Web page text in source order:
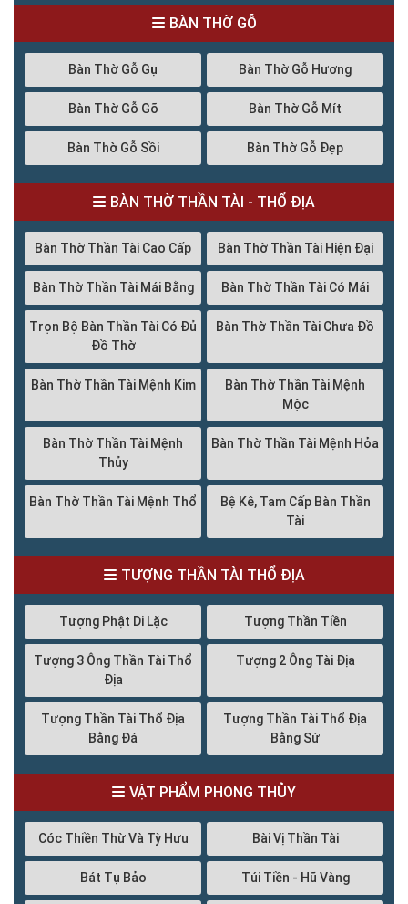
BÀN THỜ GỖ
Bàn Thờ Gỗ Gụ Bàn Thờ Gỗ Hương
Bàn Thờ Gỗ Gõ Bàn Thờ Gỗ Mít
Bàn Thờ Gỗ Sồi Bàn Thờ Gỗ Đẹp
BÀN THỜ THẦN TÀI - THỔ ĐỊA
Bàn Thờ Thần Tài Cao Cấp Bàn Thờ Thần Tài Hiện Đại
Bàn Thờ Thần Tài Mái Bằng Bàn Thờ Thần Tài Có Mái
Trọn Bộ Bàn Thần Tài Có Đủ
Đồ Thờ
Bàn Thờ Thần Tài Chưa Đồ
Bàn Thờ Thần Tài Mệnh Kim
Bàn Thờ Thần Tài Mệnh
Mộc
Bàn Thờ Thần Tài Mệnh
Thủy
Bàn Thờ Thần Tài Mệnh Hỏa
Bàn Thờ Thần Tài Mệnh Thổ
Bệ Kê, Tam Cấp Bàn Thần
Tài
TƯỢNG THẦN TÀI THỔ ĐỊA
Tượng Phật Di Lặc Tượng Thần Tiền
Tượng 3 Ông Thần Tài Thổ
Địa
Tượng 2 Ông Tài Địa
Tượng Thần Tài Thổ Địa
Bằng Đá
Tượng Thần Tài Thổ Địa
Bằng Sứ
VẬT PHẨM PHONG THỦY
Cóc Thiền Thừ Và Tỳ Hưu Bài Vị Thần Tài
Bát Tụ Bảo Túi Tiền - Hũ Vàng